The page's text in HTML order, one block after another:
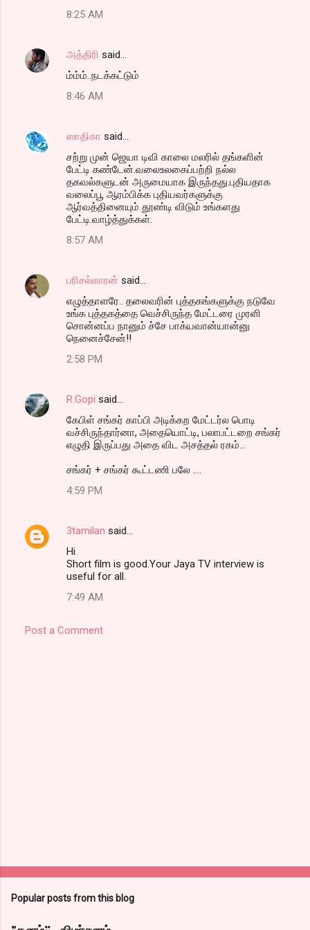
8:25 AM
அத்திரி said…
ம்ம்ம்..நடக்கட்டும்
8:46 AM
ஸாதிகா said…
சற்று முன் ஜெயா டிவி காலை மலரில் தங்களின்
பேட்டி கண்டேன்.வலைஉலகைப்பற்றி நல்ல
தகவல்களுடன் அருமையாக இருந்தது.புதியதாக
வலைப்பூ ஆரம்பிக்க புதியவர்களுக்கு
ஆர்வத்தினையும் தூண்டி விடும் உங்களது
பேட்டி.வாழ்த்துக்கள்.
8:57 AM
பரிசல்காரன் said…
எழுத்தாளரே.. தலைவரின் புத்தகங்களுக்கு நடுவே
உங்க புத்தகத்தை வெச்சிருந்த மேட்டரை முரளி
சொன்னப்ப நானும் ச்சே பாக்யவான்யான்னு
நெனைச்சேன்!!
2:58 PM
R.Gopi said…
கேபிள் சங்கர் காப்பி அடிக்கற மேட்டர்ல பொடி
வச்சிருந்தார்னா, அதையொட்டி, பலாபட்டறை சங்கர்
எழுதி இருப்பது அதை விட அசத்தல் ரகம்...
சங்கர் + சங்கர் கூட்டணி பலே ....
4:59 PM
3tamilan said…
Hi
Short film is good.Your Jaya TV interview is
useful for all.
7:49 AM
Post a Comment
Popular posts from this blog